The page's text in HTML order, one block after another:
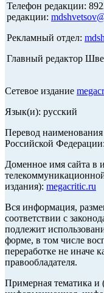
Телефон редакции:
редакции:
Рекламный отдел:
Главный редактор
Сетевое издание
Язык(и): русский
Перевод
Российской
Доменное имя сайта в
издания): megacritic.ru
Вся информация,
соответствии с
подлежит
форме, в том числе
переработке не иначе
правообладателя.
Примерная тематика и